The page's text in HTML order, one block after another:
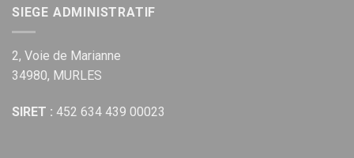
SIEGE ADMINISTRATIF
2, Voie de Marianne
34980, MURLES
SIRET : 452 634 439 00023